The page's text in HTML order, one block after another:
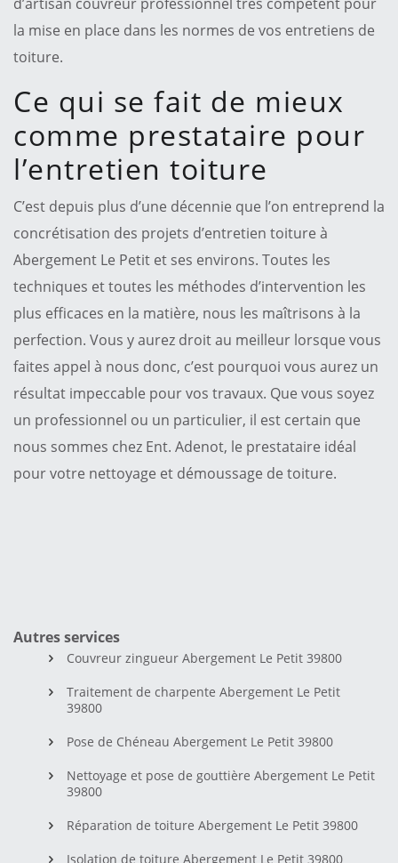
la mise en place dans les normes de vos entretiens de
toiture.
Ce qui se fait de mieux
comme prestataire pour
l’entretien toiture
C’est depuis plus d’une décennie que l’on entreprend la
concrétisation des projets d’entretien toiture à
Abergement Le Petit et ses environs. Toutes les
techniques et toutes les méthodes d’intervention les
plus efficaces en la matière, nous les maîtrisons à la
perfection. Vous y aurez droit au meilleur lorsque vous
faites appel à nous donc, c’est pourquoi vous aurez un
résultat impeccable pour vos travaux. Que vous soyez
un professionnel ou un particulier, il est certain que
nous sommes chez Ent. Adenot, le prestataire idéal
pour votre nettoyage et démoussage de toiture.
Autres services
Couvreur zingueur Abergement Le Petit 39800
Traitement de charpente Abergement Le Petit
39800
Pose de Chéneau Abergement Le Petit 39800
Nettoyage et pose de gouttière Abergement Le Petit
39800
Réparation de toiture Abergement Le Petit 39800
Isolation de toiture Abergement Le Petit 39800